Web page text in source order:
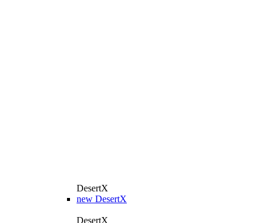
DesertX
new DesertX
DesertX